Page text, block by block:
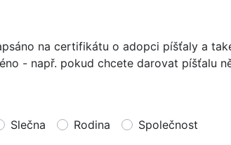
na certifikátu o adopci píšťaly a
- např. pokud chcete darovat píšťalu
Slečna Rodina
Společnost